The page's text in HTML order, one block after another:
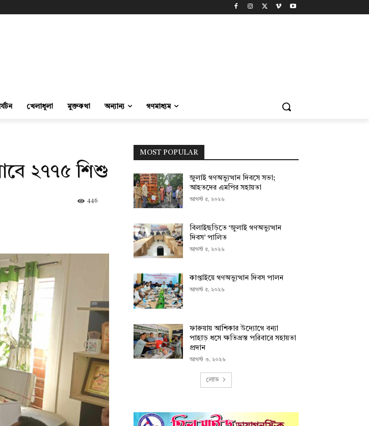
খেলাধূলা মুক্তকথা অন্যান্য গণমাধ্যম
২৭৭৫ শিশু
446
MOST POPULAR
জুলাই গণঅভ্যুত্থান দিবসে সভা;
আহতদের এমপির সহায়তা
আগস্ট ৫, ২০২৬
বিলাইছড়িতে ‘জুলাই গণঅভ্যুত্থান
দিবস’ পালিত
আগস্ট ৫, ২০২৬
কাপ্তাইয়ে গণঅভ্যুত্থান দিবস পালন
আগস্ট ৫, ২০২৬
ফারুয়ায় আশিকার উদ্যোগে বন্যা
পাহাড় ধসে ক্ষতিগ্রস্ত পরিবারে সহায়তা
প্রদান
আগস্ট ৩, ২০২৬
লোড